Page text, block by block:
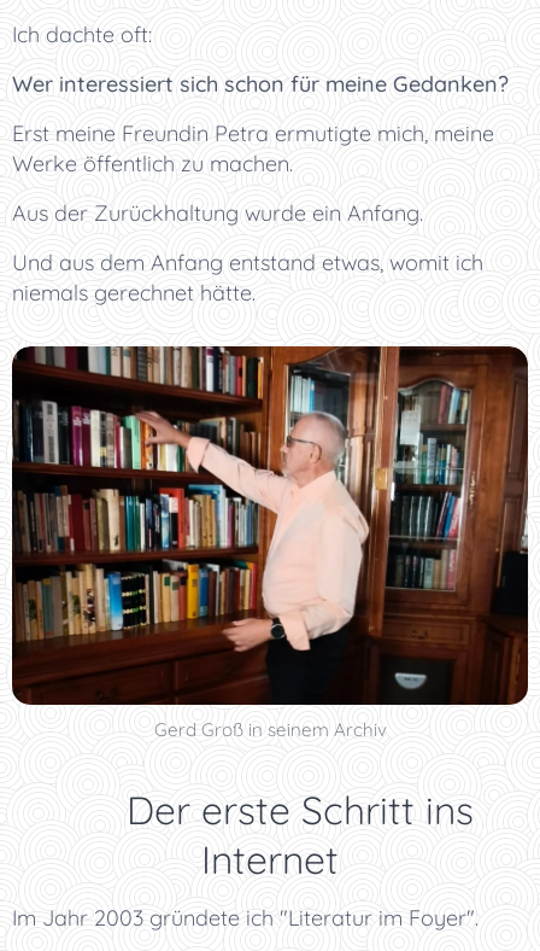
Ich dachte oft:
Wer interessiert sich schon für meine Gedanken?
Erst meine Freundin Petra ermutigte mich, meine
Werke öffentlich zu machen.
Aus der Zurückhaltung wurde ein Anfang.
Und aus dem Anfang entstand etwas, womit ich
niemals gerechnet hätte.
Gerd Groß in seinem Archiv
💻 Der erste Schritt ins
Internet
Im Jahr 2003 gründete ich "Literatur im Foyer".